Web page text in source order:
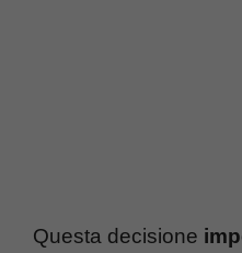
Questa decisione